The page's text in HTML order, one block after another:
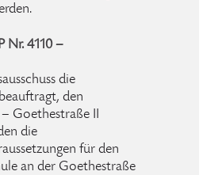
Nr. 4110 –
die
den
– Goethestraße II
die
für den
an der Goethestraße